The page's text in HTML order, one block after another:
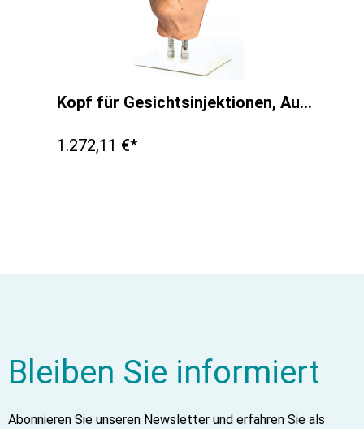
Kopf für Gesichtsinjektionen, Ausführung G
1.272,11 €*
Bleiben Sie informiert
Abonnieren Sie unseren Newsletter und erfahren Sie als